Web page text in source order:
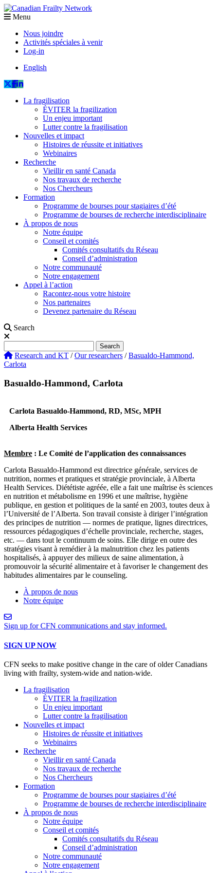
Menu
Nous joindre
Activités spéciales à venir
Log-in
English
La fragilisation
ÉVITER la fragilization
Un enjeu important
Lutter contre la fragilisation
Nouvelles et impact
Histoires de réussite et initiatives
Webinaires
Recherche
Vieillir en santé Canada
Nos travaux de recherche
Nos Chercheurs
Formation
Programme de bourses pour stagiaires d’été
Programme de bourses de recherche interdisciplinaire
À propos de nous
Notre équipe
Conseil et comités
Comités consultatifs du Réseau
Conseil d’administration
Notre communauté
Notre engagement
Appel à l’action
Racontez-nous votre histoire
Nos partenaires
Devenez partenaire du Réseau
Search
Search
Research and KT /Our researchers /Basualdo-Hammond,
Carlota
Basualdo-Hammond, Carlota
Carlota Basualdo-Hammond, RD, MSc, MPH
Alberta Health Services
Membre : Le Comité de l’application des connaissances
Carlota Basualdo-Hammond est directrice générale, services de
nutrition, normes et pratiques et stratégie provinciale, à Alberta
Health Services. Diététiste agréée, elle a fait une maîtrise ès sciences
en nutrition et métabolisme en 1996 et une maîtrise, hygiène
publique, en gestion et politiques de la santé en 2003, toutes deux à
l’Université de l’Alberta. Son travail consiste à diriger l’intégration
des principes de nutrition — normes de pratique, lignes directrices,
ressources pédagogiques d’échelle provinciale, recherche, stages,
etc. — dans tout le continuum de soins. Elle dirige en outre des
stratégies visant à remédier à la malnutrition chez les patients
hospitalisés, à appuyer des milieux de saine alimentation, à
promouvoir la sécurité alimentaire et à favoriser le changement des
habitudes alimentaires par le counseling.
À propos de nous
Notre équipe
Sign up for CFN communications and stay informed.
SIGN UP NOW
CFN seeks to make positive change in the care of older Canadians
living with frailty, system-wide and nation-wide.
La fragilisation
ÉVITER la fragilization
Un enjeu important
Lutter contre la fragilisation
Nouvelles et impact
Histoires de réussite et initiatives
Webinaires
Recherche
Vieillir en santé Canada
Nos travaux de recherche
Nos Chercheurs
Formation
Programme de bourses pour stagiaires d’été
Programme de bourses de recherche interdisciplinaire
À propos de nous
Notre équipe
Conseil et comités
Comités consultatifs du Réseau
Conseil d’administration
Notre communauté
Notre engagement